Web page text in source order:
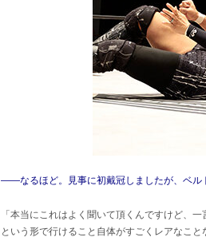
――なるほど。見事に初戴冠しましたが、ベル
「本当にこれはよく聞いて頂くんですけど、
という形で行けること自体がすごくレアなこ